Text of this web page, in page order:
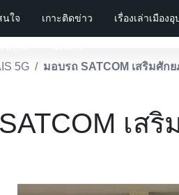
ใจ เกาะติดข่าว เรื่องเล่าเมืองอุ
5G มอบรถ SATCOM เสริมศั
เส